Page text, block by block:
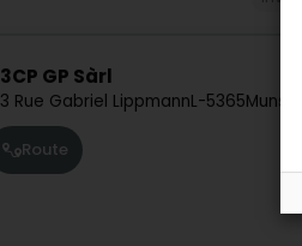
3CP GP Sàrl
3 Rue Gabriel LippmannL-5365
Route